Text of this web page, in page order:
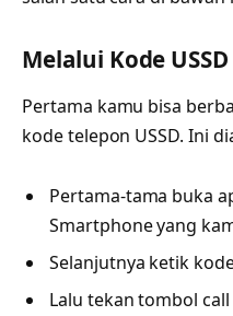
Melalui Kode USSD
Pertama kamu bisa
kode telepon USSD. Ini
Pertama-tama buka
Smartphone yang
Selanjutnya ketik
Lalu tekan tombol